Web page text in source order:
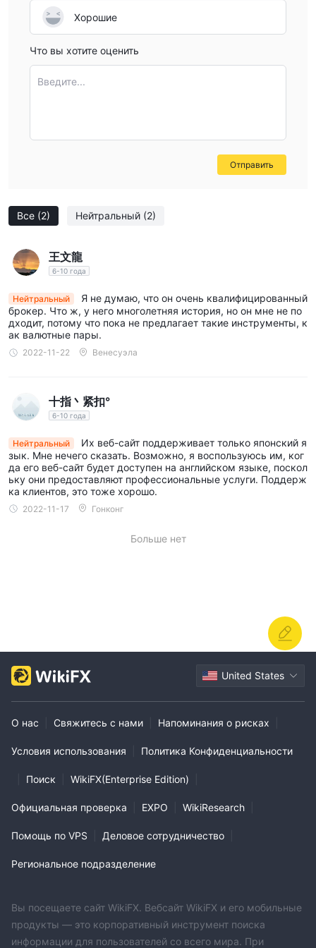
Все (2) Нейтральный (2)
王文龍
6-10 года
Нейтральный
Я не думаю, что он очень квалифицированный
брокер. Что ж, у него многолетняя история, но он мне не по
дходит, потому что пока не предлагает такие инструменты, к
ак валютные пары.
2022-11-22 Венесуэла
十指丶紧扣°
6-10 года
Нейтральный
Их веб-сайт поддерживает только японский я
зык. Мне нечего сказать. Возможно, я воспользуюсь им, ког
да его веб-сайт будет доступен на английском языке, поскол
ьку они предоставляют профессиональные услуги. Поддерж
ка клиентов, это тоже хорошо.
2022-11-17 Гонконг
Больше нет
Хорошие
Что вы хотите оценить
Введите...
Отправить
United States
О нас Свяжитесь с нами Напоминания о рисках
Условия использования Политика Конфиденциальности
Поиск WikiFX(Enterprise Edition)
Официальная проверка EXPO WikiResearch
Помощь по VPS Деловое сотрудничество
Региональное подразделение
Вы посещаете сайт WikiFX. Вебсайт WikiFX и его мобильные
продукты — это корпоративный инструмент поиска
информации для пользователей со всего мира. При